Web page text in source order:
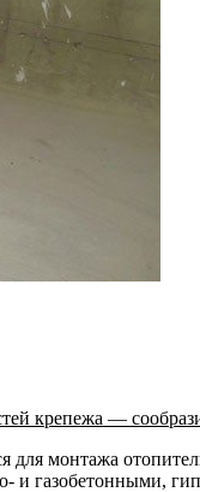
крепежа —
для монтажа
газобетонными,